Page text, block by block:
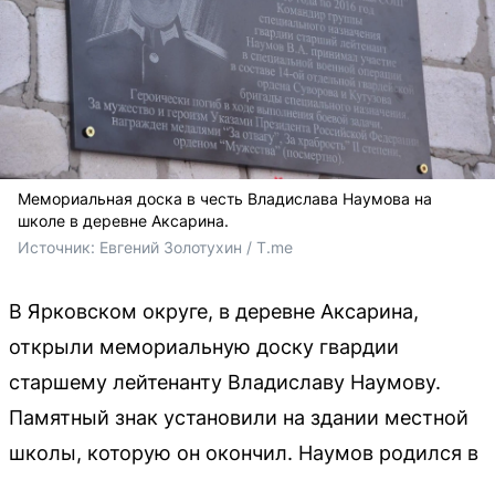
Мемориальная доска в честь Владислава Наумова на
школе в деревне Аксарина.
Источник: Евгений Золотухин / T.me
В Ярковском округе, в деревне Аксарина,
открыли мемориальную доску гвардии
старшему лейтенанту Владиславу Наумову.
Памятный знак установили на здании местной
школы, которую он окончил. Наумов родился в